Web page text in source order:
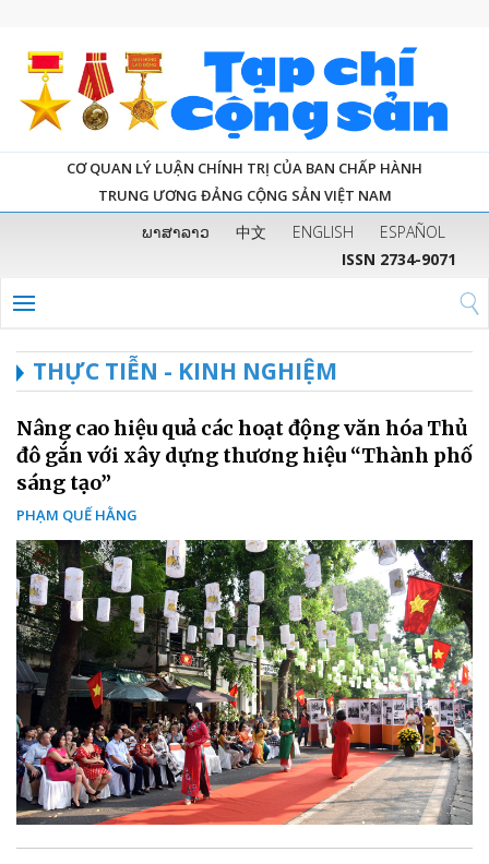
CƠ QUAN LÝ LUẬN CHÍNH TRỊ CỦA BAN CHẤP HÀNH
TRUNG ƯƠNG ĐẢNG CỘNG SẢN VIỆT NAM
ພາສາລາວ 中文 ENGLISH
ESPAÑOL
ISSN 2734-9071
THỰC TIỄN - KINH NGHIỆM
Nâng cao hiệu quả các hoạt động văn hóa Thủ
đô gắn với xây dựng thương hiệu “Thành phố
sáng tạo”
PHẠM QUẾ HẰNG